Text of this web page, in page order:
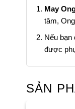
May
tâm,
Nếu bạn
được
SẢN